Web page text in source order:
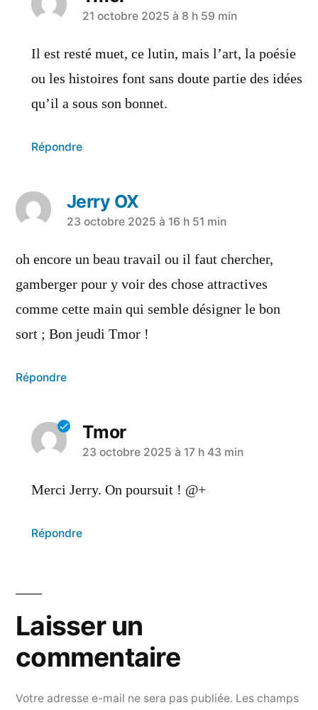
21 octobre 2025 à 8 h 59 min
Il est resté muet, ce lutin, mais l’art, la poésie
ou les histoires font sans doute partie des idées
qu’il a sous son bonnet.
Répondre
Jerry OX
23 octobre 2025 à 16 h 51 min
oh encore un beau travail ou il faut chercher,
gamberger pour y voir des chose attractives
comme cette main qui semble désigner le bon
sort ; Bon jeudi Tmor !
Répondre
Tmor
23 octobre 2025 à 17 h 43 min
Merci Jerry. On poursuit ! @+
Répondre
Votre adresse e-mail ne sera pas publiée. Les champs
Laisser un
commentaire